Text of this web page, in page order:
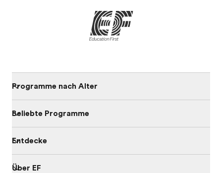
Programme nach Alter
Beliebte Programme
Entdecke
Über EF